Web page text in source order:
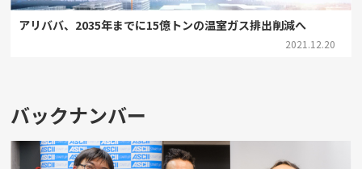
アリババ、2035年までに15億トンの温室ガス排出削減へ
2021.12.20
バックナンバー